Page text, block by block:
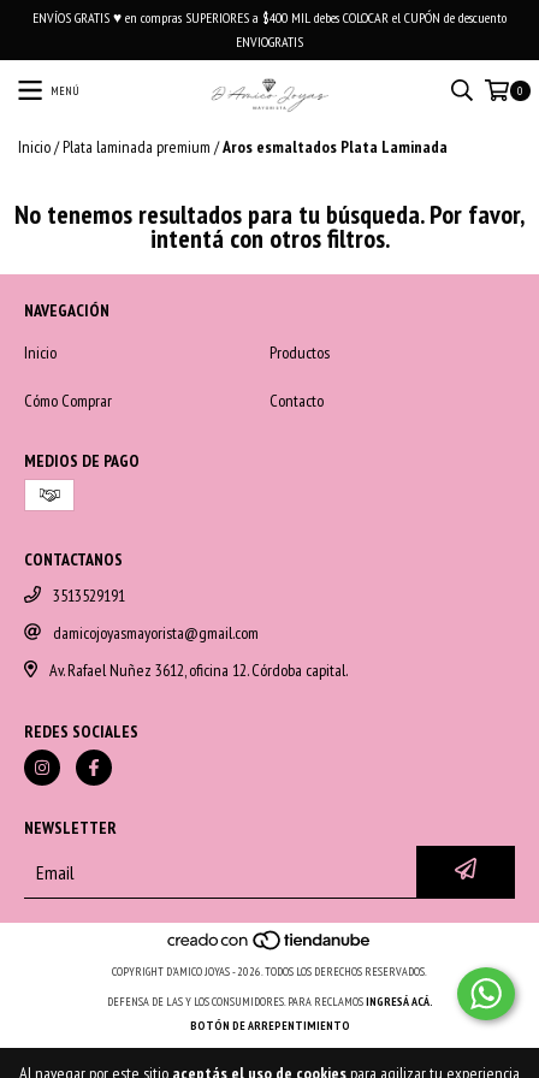
Al navegar por este sitio aceptás el uso de cookiespara agilizar tu experiencia
ENVÍOS GRATIS ♥ en compras SUPERIORES a $400 MIL debes COLOCAR el CUPÓN de descuento
ENVIOGRATIS
MENÚ 0
Inicio/Plata laminada premium /Aros esmaltados Plata Laminada
No tenemos resultados para tu búsqueda. Por favor,
intentá con otros filtros.
NAVEGACIÓN
Inicio
Productos
Cómo Comprar Contacto
MEDIOS DE PAGO
CONTACTANOS
3513529191
damicojoyasmayorista@gmail.com
Av. Rafael Nuñez 3612, oficina 12. Córdoba capital.
REDES SOCIALES
NEWSLETTER
COPYRIGHT D'AMICO JOYAS - 2026. TODOS LOS DERECHOS RESERVADOS.
DEFENSA DE LAS Y LOS CONSUMIDORES. PARA RECLAMOSINGRESÁ ACÁ.
BOTÓN DE ARREPENTIMIENTO